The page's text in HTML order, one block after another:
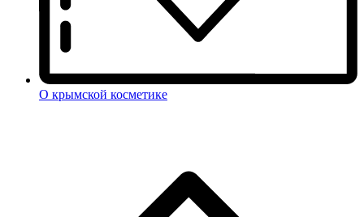
О крымской косметике